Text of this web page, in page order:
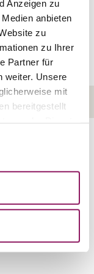
Anzeigen zu
anbieten
zu
zu Ihrer
Partner für
weiter. Unsere
mit
bereitgestellt
Hals,
undCellulite
DATENSCHUTZ